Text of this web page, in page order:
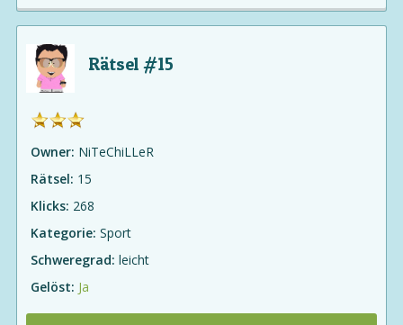
Rätsel #15
Owner: NiTeChiLLeR
Rätsel: 15
Klicks: 268
Kategorie: Sport
Schweregrad: leicht
Gelöst: Ja